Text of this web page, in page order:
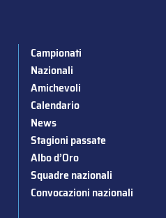
Campionati
Nazionali
Amichevoli
Calendario
News
Stagioni passate
Albo d’Oro
Squadre nazionali
Convocazioni nazionali